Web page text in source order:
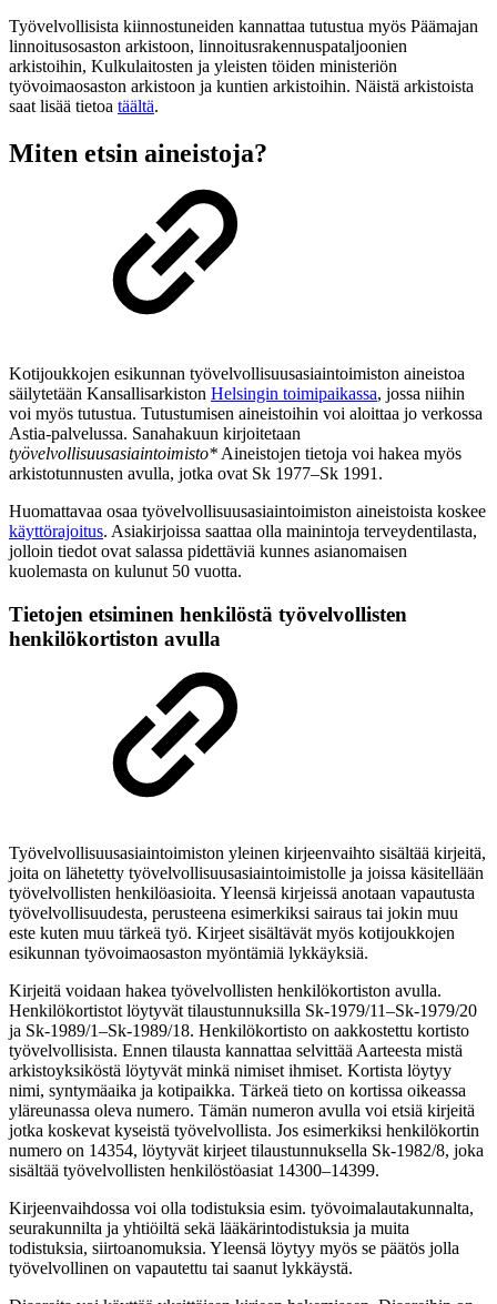
Työvelvollisista kiinnostuneiden kannattaa tutustua myös Päämajan
linnoitusosaston arkistoon, linnoitusrakennuspataljoonien
arkistoihin, Kulkulaitosten ja yleisten töiden ministeriön
työvoimaosaston arkistoon ja kuntien arkistoihin. Näistä arkistoista
saat lisää tietoa täältä.
Miten etsin aineistoja?
Kotijoukkojen esikunnan työvelvollisuusasiaintoimiston aineistoa
säilytetään Kansallisarkiston Helsingin toimipaikassa, jossa niihin
voi myös tutustua. Tutustumisen aineistoihin voi aloittaa jo verkossa
Astia-palvelussa. Sanahakuun kirjoitetaan
työvelvollisuusasiaintoimisto* Aineistojen tietoja voi hakea myös
arkistotunnusten avulla, jotka ovat Sk 1977–Sk 1991.
Huomattavaa osaa työvelvollisuusasiaintoimiston aineistoista koskee
käyttörajoitus. Asiakirjoissa saattaa olla mainintoja terveydentilasta,
jolloin tiedot ovat salassa pidettäviä kunnes asianomaisen
kuolemasta on kulunut 50 vuotta.
Tietojen etsiminen henkilöstä työvelvollisten
henkilökortiston avulla
Työvelvollisuusasiaintoimiston yleinen kirjeenvaihto sisältää kirjeitä,
joita on lähetetty työvelvollisuusasiaintoimistolle ja joissa käsitellään
työvelvollisten henkilöasioita. Yleensä kirjeissä anotaan vapautusta
työvelvollisuudesta, perusteena esimerkiksi sairaus tai jokin muu
este kuten muu tärkeä työ. Kirjeet sisältävät myös kotijoukkojen
esikunnan työvoimaosaston myöntämiä lykkäyksiä.
Kirjeitä voidaan hakea työvelvollisten henkilökortiston avulla.
Henkilökortistot löytyvät tilaustunnuksilla Sk-1979/11–Sk-1979/20
ja Sk-1989/1–Sk-1989/18. Henkilökortisto on aakkostettu kortisto
työvelvollisista. Ennen tilausta kannattaa selvittää Aarteesta mistä
arkistoyksiköstä löytyvät minkä nimiset ihmiset. Kortista löytyy
nimi, syntymäaika ja kotipaikka. Tärkeä tieto on kortissa oikeassa
yläreunassa oleva numero. Tämän numeron avulla voi etsiä kirjeitä
jotka koskevat kyseistä työvelvollista. Jos esimerkiksi henkilökortin
numero on 14354, löytyvät kirjeet tilaustunnuksella Sk-1982/8, joka
sisältää työvelvollisten henkilöstöasiat 14300–14399.
Kirjeenvaihdossa voi olla todistuksia esim. työvoimalautakunnalta,
seurakunnilta ja yhtiöiltä sekä lääkärintodistuksia ja muita
todistuksia, siirtoanomuksia. Yleensä löytyy myös se päätös jolla
työvelvollinen on vapautettu tai saanut lykkäystä.